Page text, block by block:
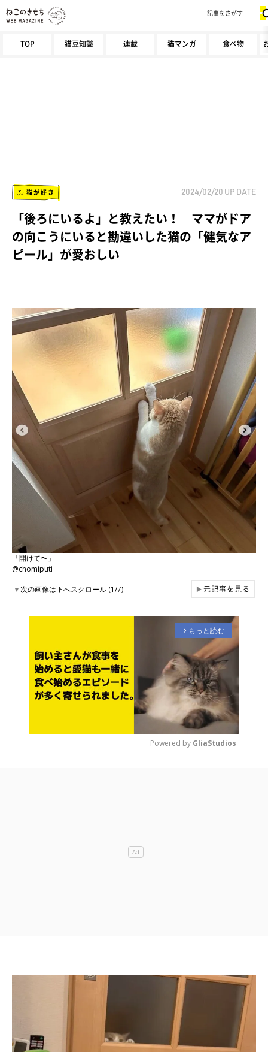
TOP 猫豆知識 連載 猫マンガ 食べ物
記事をさがす
猫が好き 2024/02/20 UP DATE
「後ろにいるよ」と教えたい！ ママがドア
の向こうにいると勘違いした猫の「健気なア
ピール」が愛おしい
「開けて〜」
@chomiputi
▼次の画像は下へスクロール (1/7) ▶元記事を見る
arrow_forward_ios もっと読む
Powered by GliaStudios